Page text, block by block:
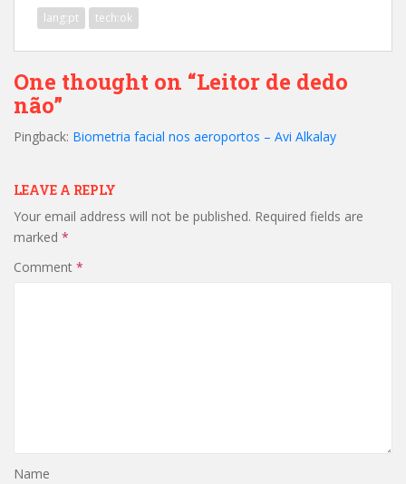
lang:pt tech:ok
One thought on “Leitor de dedo
não”
Pingback: Biometria facial nos aeroportos – Avi Alkalay
LEAVE A REPLY
Your email address will not be published. Required fields are
marked *
Comment *
Name